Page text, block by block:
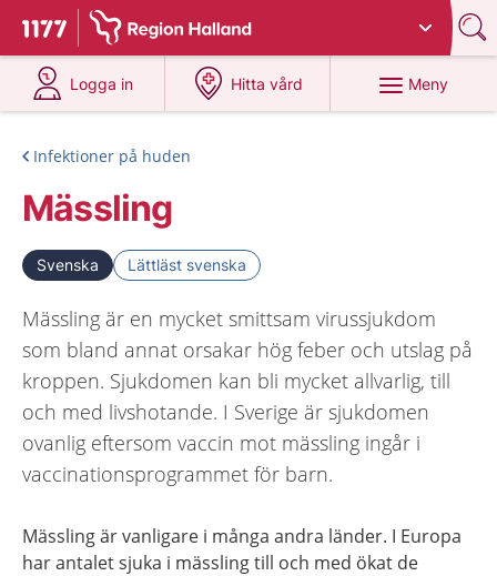
Till startsidan för 1177
Du har valt region Halland
Logga in
på 1177.se
Hitta vård
på 1177.se
Meny
Infektioner på huden
Mässling
Svenska Lättläst svenska
Mässling är en mycket smittsam virussjukdom
som bland annat orsakar hög feber och utslag på
kroppen. Sjukdomen kan bli mycket allvarlig, till
och med livshotande. I Sverige är sjukdomen
ovanlig eftersom vaccin mot mässling ingår i
vaccinationsprogrammet för barn.
Mässling är vanligare i många andra länder. I Europa
har antalet sjuka i mässling till och med ökat de